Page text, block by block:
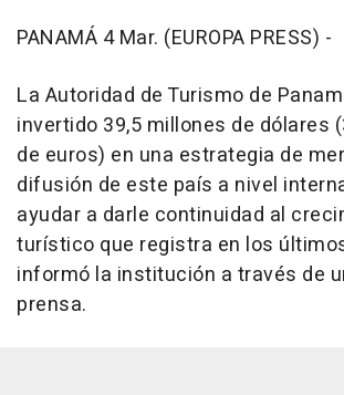
PANAMÁ 4 Mar. (EUROPA PRESS) -
La Autoridad de Turismo de
invertido 39,5 millones de dólares
de euros) en una estrategia de
difusión de este país a nivel
ayudar a darle continuidad al
turístico que registra en los
informó la institución a través de
prensa.